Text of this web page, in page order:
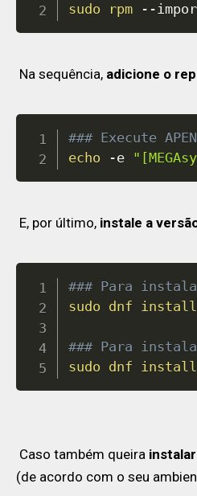
sudo
rpm --
Na sequência, adicione o
### Execute
echo -e
E, por último, instale a
### Para
sudo dnf install
### Para
sudo dnf install
Caso também queira
(de acordo com o seu